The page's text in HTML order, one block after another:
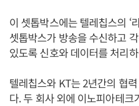
이 셋톱박스에는 텔레칩스의 ‘
셋톱박스가 방송을 수신하고
있도록 신호와 데이터를 처리
텔레칩스와 KT는 2년간의 협
다. 두 회사 외에 이노피아테